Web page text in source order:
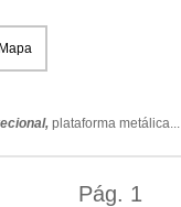
plataforma metálica...
Pág. 1